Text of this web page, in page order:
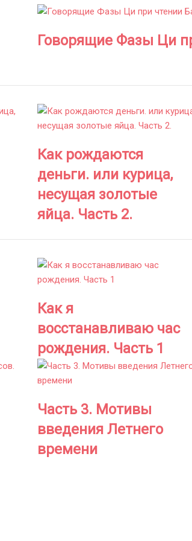
Говорящие Фазы Ци
Как рождаются
деньги. или курица,
несущая золотые
яйца. Часть 2.
Как я
восстанавливаю час
рождения. Часть 1
Часть 3. Мотивы
введения Летнего
времени